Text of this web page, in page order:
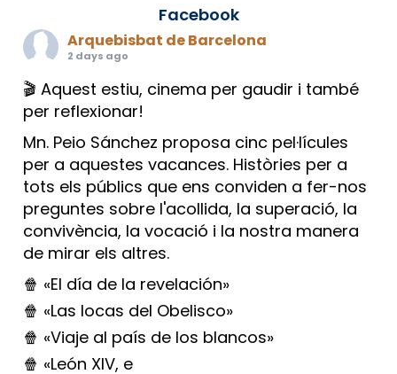
Facebook
Arquebisbat de Barcelona
2 days ago
🎬 Aquest estiu, cinema per gaudir i també
per reflexionar!
Mn. Peio Sánchez proposa cinc pel·lícules
per a aquestes vacances. Històries per a
tots els públics que ens conviden a fer-nos
preguntes sobre l'acollida, la superació, la
convivència, la vocació i la nostra manera
de mirar els altres.
🍿 «El día de la revelación»
🍿 «Las locas del Obelisco»
🍿 «Viaje al país de los blancos»
🍿 «León XIV, e